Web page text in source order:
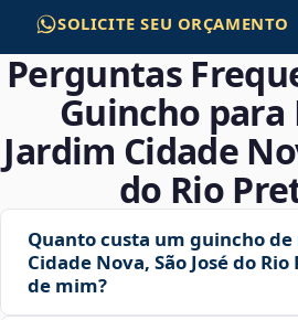
SOLICITE SEU ORÇAMENTO
Perguntas
Guincho
Jardim Cidade
do Rio
Quanto custa um guincho
Cidade Nova, São José do
de mim?